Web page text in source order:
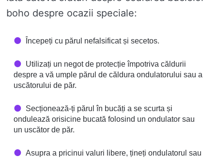
boho despre ocazii speciale:
Începeți cu părul nefalsificat și secetos.
Utilizați un negot de protecție împotriva căldurii
despre a vă umple părul de căldura ondulatorului sau a
uscătorului de păr.
Secționează-ți părul în bucăți a se scurta și
ondulează orisicine bucată folosind un ondulator sau
un uscător de păr.
Asupra a pricinui valuri libere, țineți ondulatorul sau